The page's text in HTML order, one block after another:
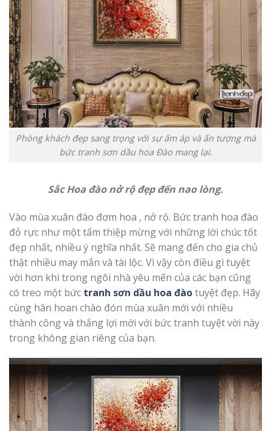
Phòng khách đẹp sang trọng với sự ấm áp và ấn tượng mà
bức tranh sơn dầu hoa Đào mang lại.
Sắc Hoa đào nở rộ đẹp đến nao lòng.
Vào mùa xuân đào đơm hoa , nở rộ. Bức tranh hoa đào
đỏ rực như một tấm thiệp mừng với những lời chúc tốt
đẹp nhất, nhiều ý nghĩa nhất. Sẽ mang đến cho gia chủ
thật nhiều may mắn và tài lộc. Vì vậy còn điều gì tuyệt
vời hơn khi trong ngôi nhà yêu mến của các bạn cũng
có treo một bức tranh sơn dầu hoa đàotuyệt đẹp. Hãy
cùng hân hoan chào đón mùa xuân mới với nhiều
thành công và thắng lợi mới với bức tranh tuyệt vời này
trong không gian riêng của bạn.